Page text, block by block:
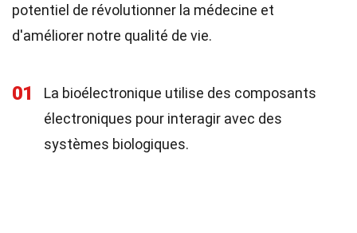
potentiel de révolutionner la médecine et
d'améliorer notre qualité de vie.
01
La bioélectronique utilise des composants
électroniques pour interagir avec des
systèmes biologiques.